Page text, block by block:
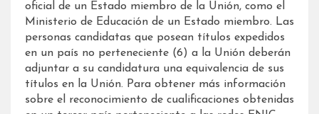
oficial de un Estado miembro de la Unión, como el
Ministerio de Educación de un Estado miembro. Las
personas candidatas que posean títulos expedidos
en un país no perteneciente (6) a la Unión deberán
adjuntar a su candidatura una equivalencia de sus
títulos en la Unión. Para obtener más información
sobre el reconocimiento de cualificaciones obtenidas